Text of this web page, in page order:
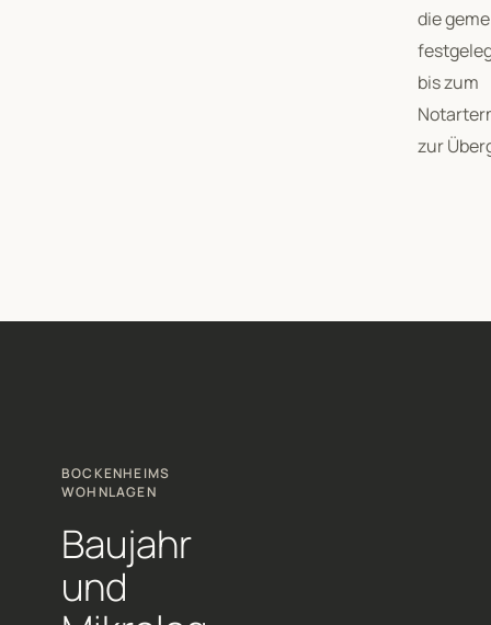
die
bis zum
zur
BOCKENHEIMS
WOHNLAGEN
Baujahr
und